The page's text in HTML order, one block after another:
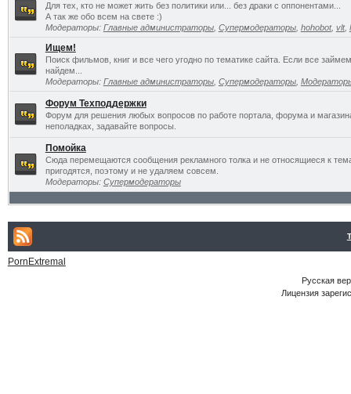
Для тех, кто не может жить без политики или... без драки с оппонентами...
А так же обо всем на свете :)
Модераторы: Главные администраторы, Супермодераторы, hohobot, vlt,
Ищем!
Поиск фильмов, книг и все чего угодно по тематике сайта. Если все
найдем...
Модераторы: Главные администраторы, Супермодераторы,
Форум Техподдержки
Форум для решения любых вопросов по работе портала, форума и
неполадках, задавайте вопросы.
Помойка
Сюда перемещаются сообщения рекламного толка и не относящиеся к
пригодятся, поэтому и не удаляем совсем.
Модераторы: Супермодераторы
PornExtremal
Русская
Лицензия